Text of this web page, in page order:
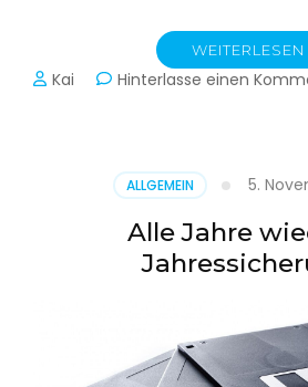
WEITERLESEN
Kai Hinterlasse einen
ALLGEMEIN 5.
Alle Jahre